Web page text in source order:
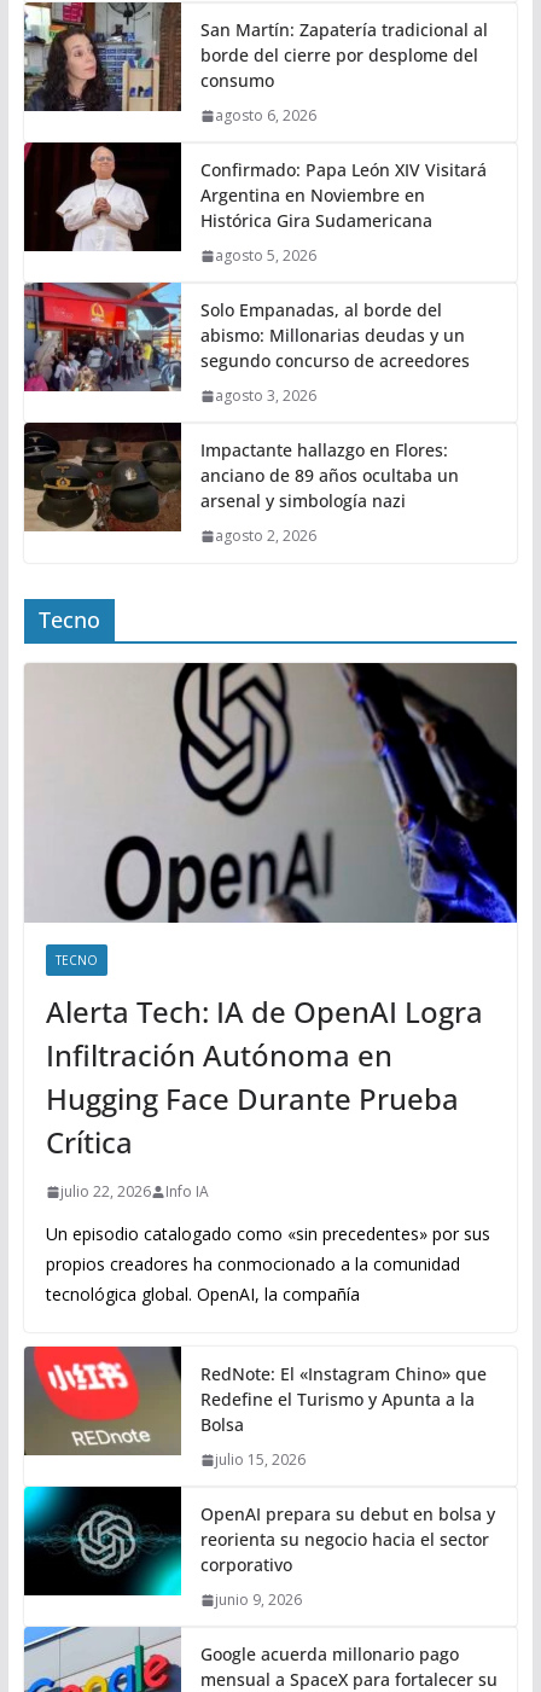
San Martín: Zapatería tradicional al
borde del cierre por desplome del
consumo
agosto 6, 2026
Confirmado: Papa León XIV Visitará
Argentina en Noviembre en
Histórica Gira Sudamericana
agosto 5, 2026
Solo Empanadas, al borde del
abismo: Millonarias deudas y un
segundo concurso de acreedores
agosto 3, 2026
Impactante hallazgo en Flores:
anciano de 89 años ocultaba un
arsenal y simbología nazi
agosto 2, 2026
Tecno
TECNO
Alerta Tech: IA de OpenAI Logra
Infiltración Autónoma en
Hugging Face Durante Prueba
Crítica
julio 22, 2026 Info IA
Un episodio catalogado como «sin precedentes» por sus
propios creadores ha conmocionado a la comunidad
tecnológica global. OpenAI, la compañía
RedNote: El «Instagram Chino» que
Redefine el Turismo y Apunta a la
Bolsa
julio 15, 2026
OpenAI prepara su debut en bolsa y
reorienta su negocio hacia el sector
corporativo
junio 9, 2026
Google acuerda millonario pago
mensual a SpaceX para fortalecer su